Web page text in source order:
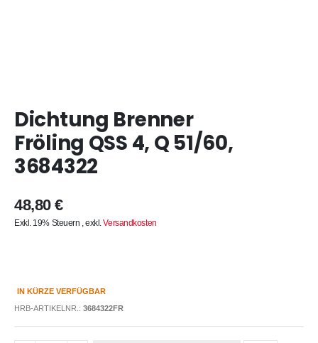
Anfang
Bildergalerie
springen
Dichtung Brenner
Fröling QSS 4, Q 51/60,
3684322
48,80 €
Exkl. 19% Steuern ,exkl.Versandkosten
IN KÜRZE VERFÜGBAR
HRB-ARTIKELNR.: 3684322FR